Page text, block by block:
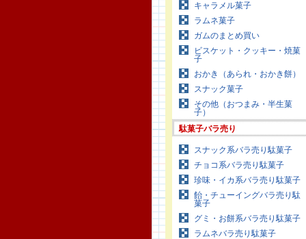
キャラメル菓子
ラムネ菓子
ガムのまとめ買い
ビスケット・クッキー・焼菓
子
おかき（あられ・おかき餅）
スナック菓子
その他（おつまみ・半生菓
子）
駄菓子バラ売り
スナック系バラ売り駄菓子
チョコ系バラ売り駄菓子
珍味・イカ系バラ売り駄菓子
飴・チューイングバラ売り駄
菓子
グミ・お餅系バラ売り駄菓子
ラムネバラ売り駄菓子